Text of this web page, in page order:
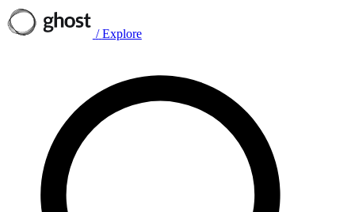
/ Explore